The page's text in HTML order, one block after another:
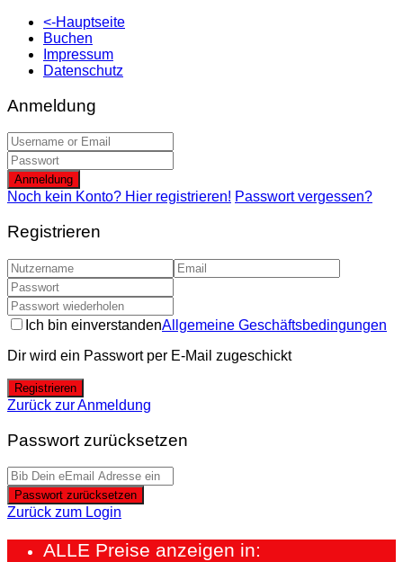
<-Hauptseite
Buchen
Impressum
Datenschutz
Anmeldung
Anmeldung
Noch kein Konto? Hier registrieren! Passwort vergessen?
Registrieren
Ich bin einverstandenAllgemeine Geschäftsbedingungen
Dir wird ein Passwort per E-Mail zugeschickt
Registrieren
Zurück zur Anmeldung
Passwort zurücksetzen
Passwort zurücksetzen
Zurück zum Login
ALLE Preise anzeigen in: